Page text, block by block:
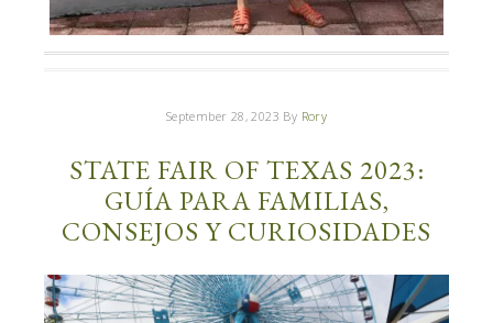
September 28, 2023 By Rory
STATE FAIR OF TEXAS 2023:
GUÍA PARA FAMILIAS,
CONSEJOS Y CURIOSIDADES